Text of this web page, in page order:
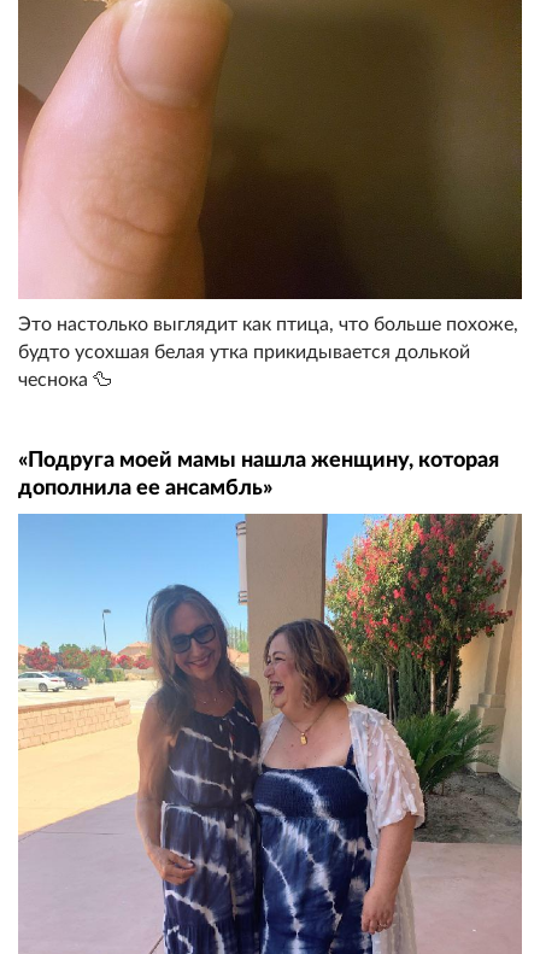
Это настолько выглядит как птица, что больше похоже,
будто усохшая белая утка прикидывается долькой
чеснока 🦆
«Подруга моей мамы нашла женщину, которая
дополнила ее ансамбль»